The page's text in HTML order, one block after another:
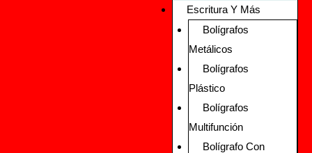
Escritura Y Más
Bolígrafos
Metálicos
Bolígrafos
Plástico
Bolígrafos
Multifunción
Bolígrafo Con